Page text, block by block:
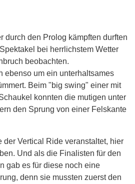
durch den Prolog kämpften durften
bei herrlichstem Wetter
beobachten.
ebenso um ein unterhaltsames
Beim "big swing" einer mit
konnten die mutigen unter
den Sprung von einer Felskante
der Vertical Ride veranstaltet, hier
Und als die Finalisten für den
gab es für diese noch eine
denn sie mussten zuerst den